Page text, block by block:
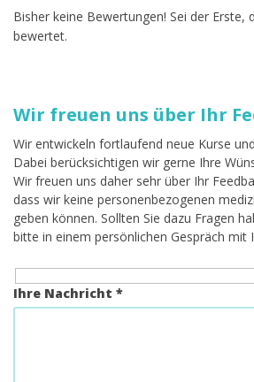
Bisher keine Bewertungen! Sei der Erste,
bewertet.
Wir freuen uns über Ihr
Wir entwickeln fortlaufend neue Kurse
Dabei berücksichtigen wir gerne Ihre
Wir freuen uns daher sehr über Ihr
dass wir keine personenbezogenen
geben können. Sollten Sie dazu Fragen
bitte in einem persönlichen Gespräch mit
Ihre Nachricht *